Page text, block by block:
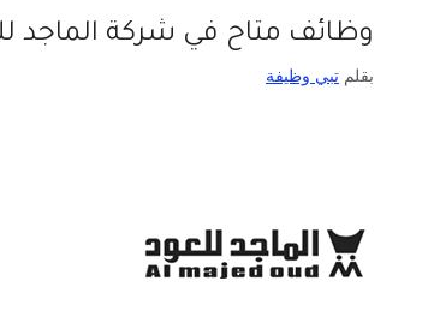
وظائف متاح في شركة الماجد
بقلم تبي وظيفة